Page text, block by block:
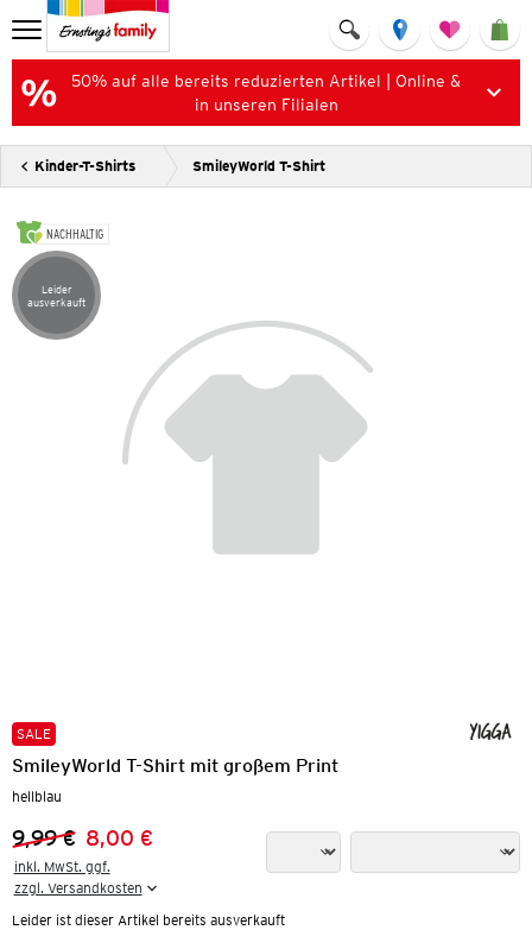
50% auf alle bereits reduzierten Artikel | Online &
in unseren Filialen
Kinder-T-Shirts SmileyWorld T-Shirt
NACHHALTIG
Artikel leider ausverkauft
Leider
ausverkauft
SALE
SmileyWorld T-Shirt mit großem Print
hellblau
Vorheriger Preis:
9,99 €
Neuer Preis:
8,00 €
inkl. MwSt. ggf.
zzgl. Versandkosten
Leider ist dieser Artikel bereits ausverkauft